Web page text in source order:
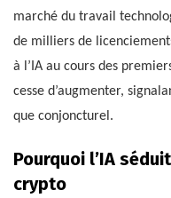
marché du travail
de milliers de
à l’IA au cours des
cesse d’augmenter,
que conjoncturel.
Pourquoi l’IA
crypto